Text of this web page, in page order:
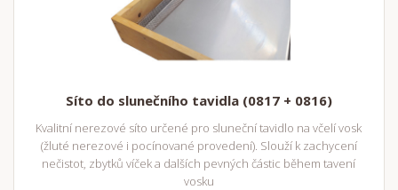
Síto do slunečního tavidla (0817 + 0816)
Kvalitní nerezové síto určené pro sluneční tavidlo na včelí vosk
(žluté nerezové i pocínované provedení). Slouží k zachycení
nečistot, zbytků víček a dalších pevných částic během tavení
vosku